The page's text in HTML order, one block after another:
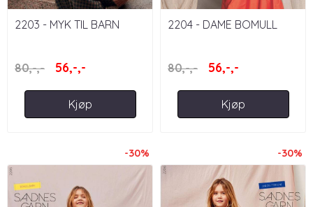
2203 - MYK TIL BARN
80,-,- 56,-,-
Kjøp
2204 - DAME BOMULL
80,-,- 56,-,-
Kjøp
-30% -30%